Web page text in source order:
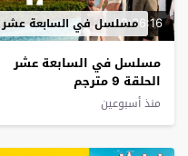
02:36:16مسلسل في السابعة عشر
مسلسل في السابعة عشر
الحلقة 9 مترجم
منذ أسبوعين